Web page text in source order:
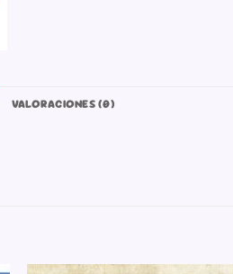
VALORACIONES (0)